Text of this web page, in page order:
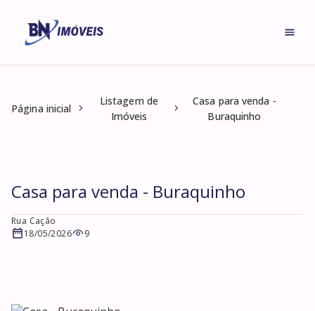
Página inicial
Listagem de
Imóveis
Casa para venda -
Buraquinho
Casa para venda - Buraquinho
Rua Cação
18/05/2026
9